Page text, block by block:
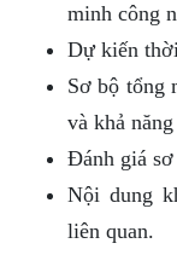
minh công
Dự kiến
Sơ bộ tổng
và khả
Đánh giá
Nội dung
liên quan.